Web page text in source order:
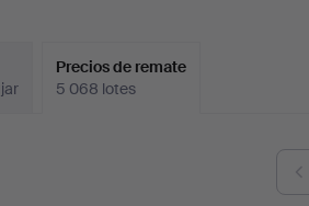
Precios de remate
5 068 lotes